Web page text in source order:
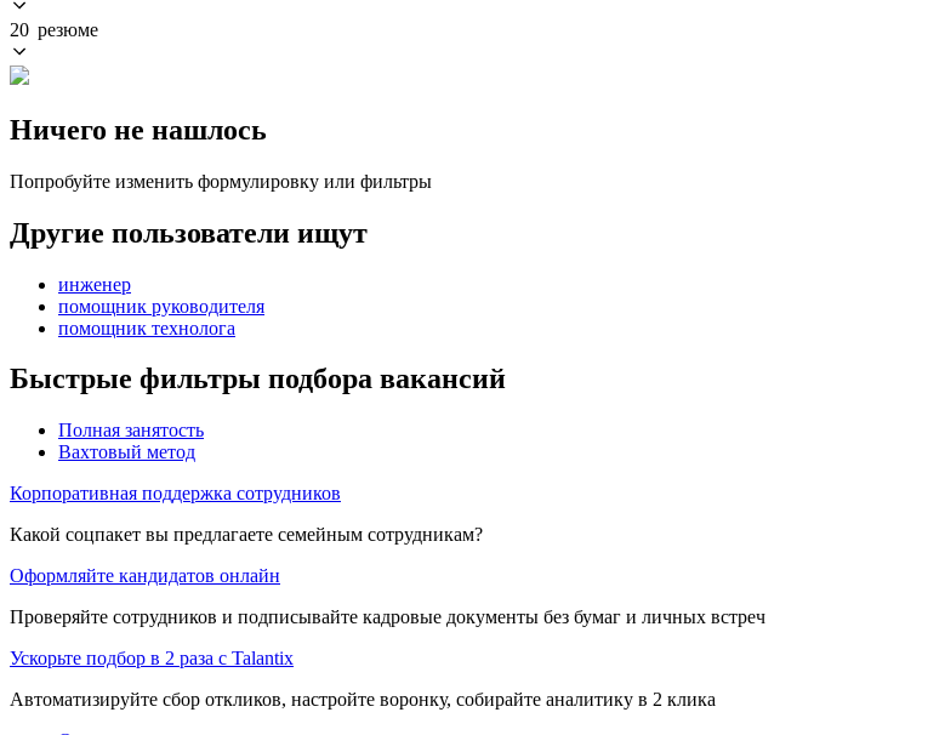
20 резюме
Ничего не нашлось
Попробуйте изменить формулировку или фильтры
Другие пользователи ищут
инженер
помощник руководителя
помощник технолога
Быстрые фильтры подбора вакансий
Полная занятость
Вахтовый метод
Корпоративная поддержка сотрудников
Какой соцпакет вы предлагаете семейным сотрудникам?
Оформляйте кандидатов онлайн
Проверяйте сотрудников и подписывайте кадровые документы без бумаг и личных встреч
Ускорьте подбор в 2 раза с Talantix
Автоматизируйте сбор откликов, настройте воронку, собирайте аналитику в 2 клика